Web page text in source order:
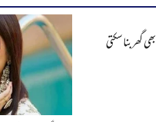
گھربنا سکتی